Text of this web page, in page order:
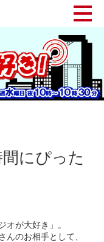
にぴった
オが大好き」。
んのお相手として、